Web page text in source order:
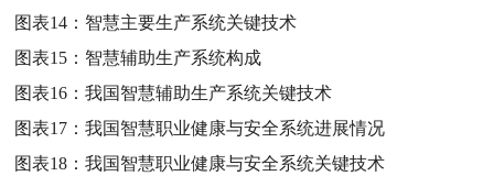
图表14： 智慧主要生产系统关键技术
图表15： 智慧辅助生产系统构成
图表16：我国智慧辅助生产系统关键技术
图表17：我国智慧职业健康与安全系统进展情况
图表18：我国智慧职业健康与安全系统关键技术